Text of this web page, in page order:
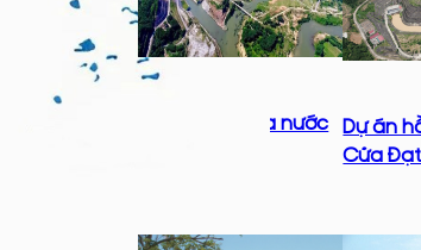
Dự án hồ chứa nước
Dự án
Cửa